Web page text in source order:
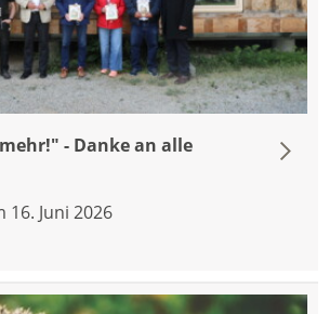
- Danke an alle
Juni 2026